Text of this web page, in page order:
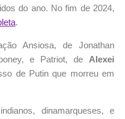
do ano. No fim de 2024,
.
Ansiosa, de Jonathan
e Patriot, de Alexei
de Putin que morreu em
dinamarqueses, e